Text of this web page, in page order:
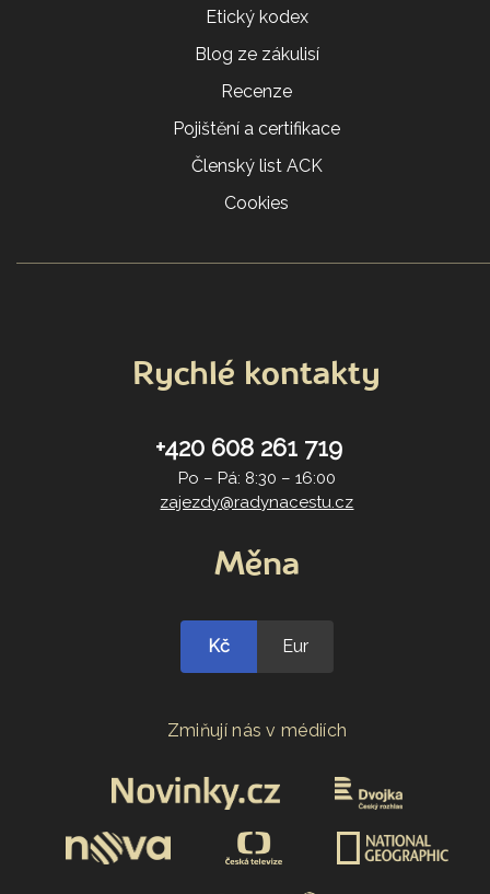
Etický kodex
Blog ze zákulisí
Recenze
Pojištění a certifikace
Členský list ACK
Cookies
Rychlé kontakty
+420 608 261 719
Po – Pá: 8:30 – 16:00
zajezdy@radynacestu.cz
Měna
Kč Eur
Zmiňují nás v médiích